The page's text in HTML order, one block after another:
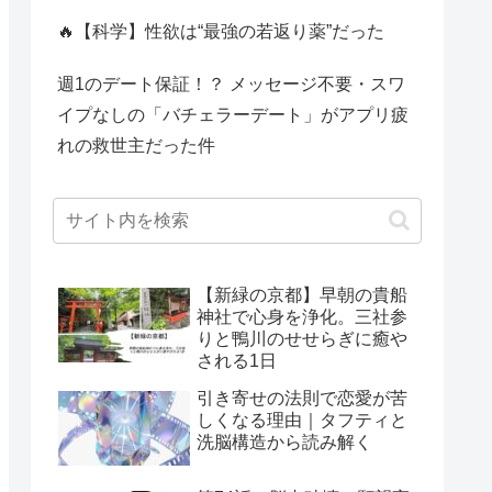
🔥【科学】性欲は“最強の若返り薬”だった
週1のデート保証！？ メッセージ不要・スワ
イプなしの「バチェラーデート」がアプリ疲
れの救世主だった件
【新緑の京都】早朝の貴船
神社で心身を浄化。三社参
りと鴨川のせせらぎに癒や
される1日
引き寄せの法則で恋愛が苦
しくなる理由｜タフティと
洗脳構造から読み解く